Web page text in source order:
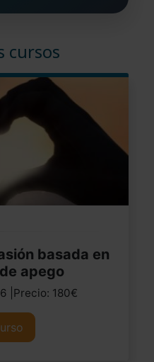
cursos
basada en
apego
|Precio: 180€